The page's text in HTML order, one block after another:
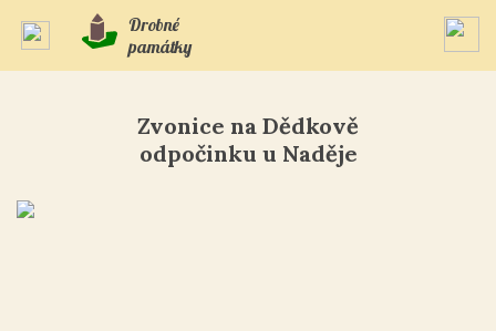
Drobné
památky
Zvonice na Dědkově
odpočinku u Naděje